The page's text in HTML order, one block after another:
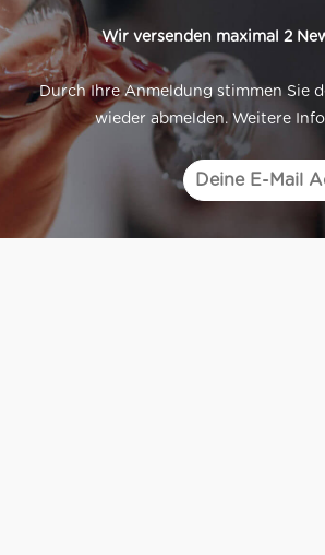
Wir versenden maximal 2
Durch Ihre Anmeldung stimmen Sie
wieder abmelden. Weitere